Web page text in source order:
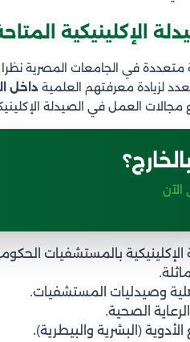
الإكلينيكية
متعددة في الجامعات المصرية
لزيادة معرفتهم العلمية داخل
مجالات العمل في الصيدلة
الآن
بالمستشفيات
وصيدليات المستشفيات.
الصحية.
(البشرية والبيطرية).